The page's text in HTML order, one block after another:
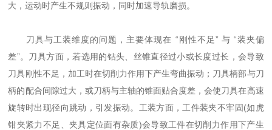
大，运动时产生不规则振动，同时加速导轨磨损。
刀具与工装维度的问题，主要体现在 “刚性不足” 与 “装夹偏
差”。刀具方面，若选用的钻头、丝锥直径过小或长度过长，会导致
刀具刚性不足，加工时在切削力作用下产生弯曲振动；刀具柄部与刀
柄的配合间隙过大，或刀柄与主轴的锥面贴合度差，会使刀具在高速
旋转时出现径向跳动，引发振动。工装方面，工件装夹不牢固(如虎
钳夹紧力不足、夹具定位面有杂质)会导致工件在切削力作用下产生